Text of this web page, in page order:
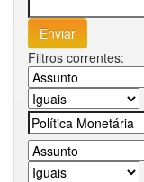
Filtros correntes: